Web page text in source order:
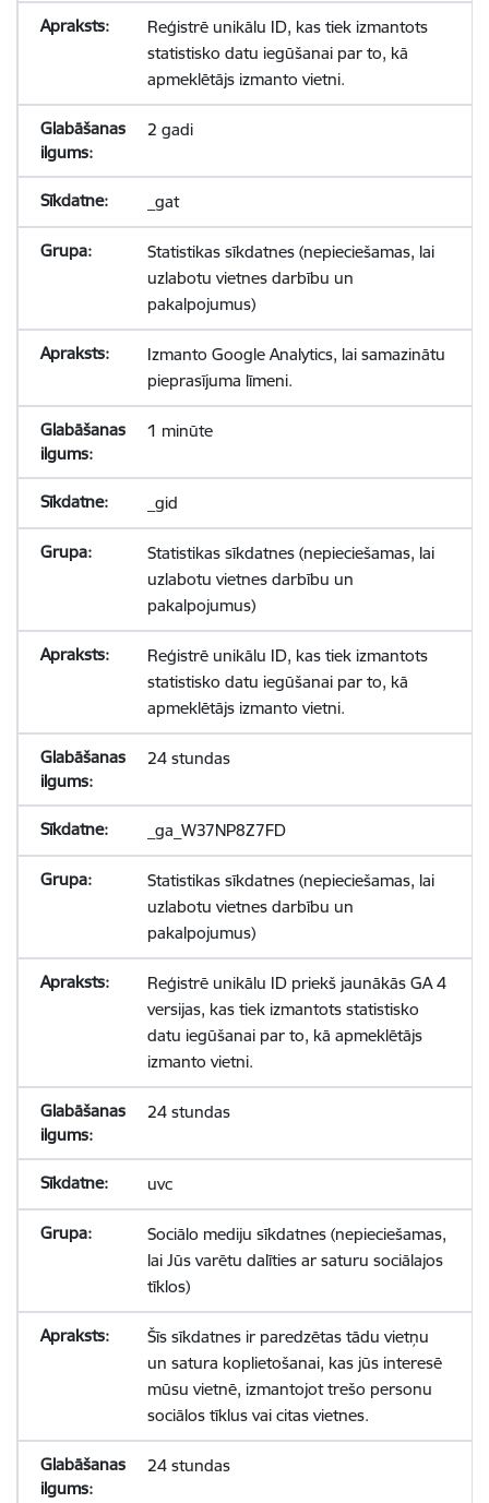
Reģistrē unikālu ID, kas tiek izmantots
statistisko datu iegūšanai par to, kā
apmeklētājs izmanto vietni.
2 gadi
_gat
Statistikas sīkdatnes (nepieciešamas, lai
uzlabotu vietnes darbību un
pakalpojumus)
Izmanto Google Analytics, lai samazinātu
pieprasījuma līmeni.
1 minūte
_gid
Statistikas sīkdatnes (nepieciešamas, lai
uzlabotu vietnes darbību un
pakalpojumus)
Reģistrē unikālu ID, kas tiek izmantots
statistisko datu iegūšanai par to, kā
apmeklētājs izmanto vietni.
24 stundas
_ga_W37NP8Z7FD
Statistikas sīkdatnes (nepieciešamas, lai
uzlabotu vietnes darbību un
pakalpojumus)
Reģistrē unikālu ID priekš jaunākās GA 4
versijas, kas tiek izmantots statistisko
datu iegūšanai par to, kā apmeklētājs
izmanto vietni.
24 stundas
uvc
Sociālo mediju sīkdatnes (nepieciešamas,
lai Jūs varētu dalīties ar saturu sociālajos
tīklos)
Šīs sīkdatnes ir paredzētas tādu vietņu
un satura koplietošanai, kas jūs interesē
mūsu vietnē, izmantojot trešo personu
sociālos tīklus vai citas vietnes.
24 stundas